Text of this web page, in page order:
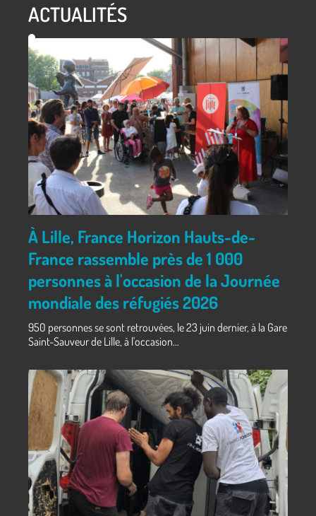
ACTUALITÉS
À Lille, France Horizon Hauts-de-
France rassemble près de 1 000
personnes à l'occasion de la Journée
mondiale des réfugiés 2026
950 personnes se sont retrouvées, le 23 juin dernier, à la Gare
Saint-Sauveur de Lille, à l'occasion...